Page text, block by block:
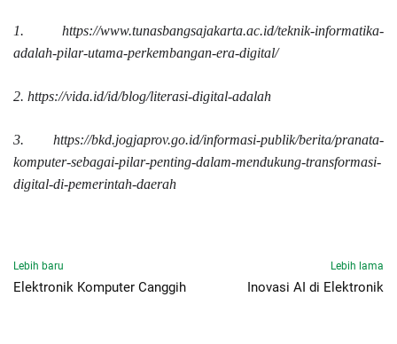
1. https://www.tunasbangsajakarta.ac.id/teknik-informatika-
adalah-pilar-utama-perkembangan-era-digital/
2. https://vida.id/id/blog/literasi-digital-adalah
3. https://bkd.jogjaprov.go.id/informasi-publik/berita/pranata-
komputer-sebagai-pilar-penting-dalam-mendukung-transformasi-
digital-di-pemerintah-daerah
Lebih baru
Elektronik Komputer Canggih
Lebih lama
Inovasi AI di Elektronik